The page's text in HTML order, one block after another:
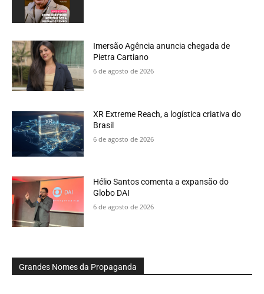
Imersão Agência anuncia chegada de
Pietra Cartiano
6 de agosto de 2026
XR Extreme Reach, a logística criativa do
Brasil
6 de agosto de 2026
Hélio Santos comenta a expansão do
Globo DAI
6 de agosto de 2026
Grandes Nomes da Propaganda